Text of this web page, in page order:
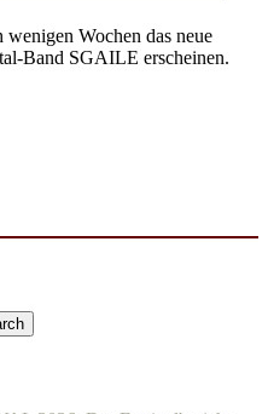
Wochen das neue
Band SGAILE erscheinen.